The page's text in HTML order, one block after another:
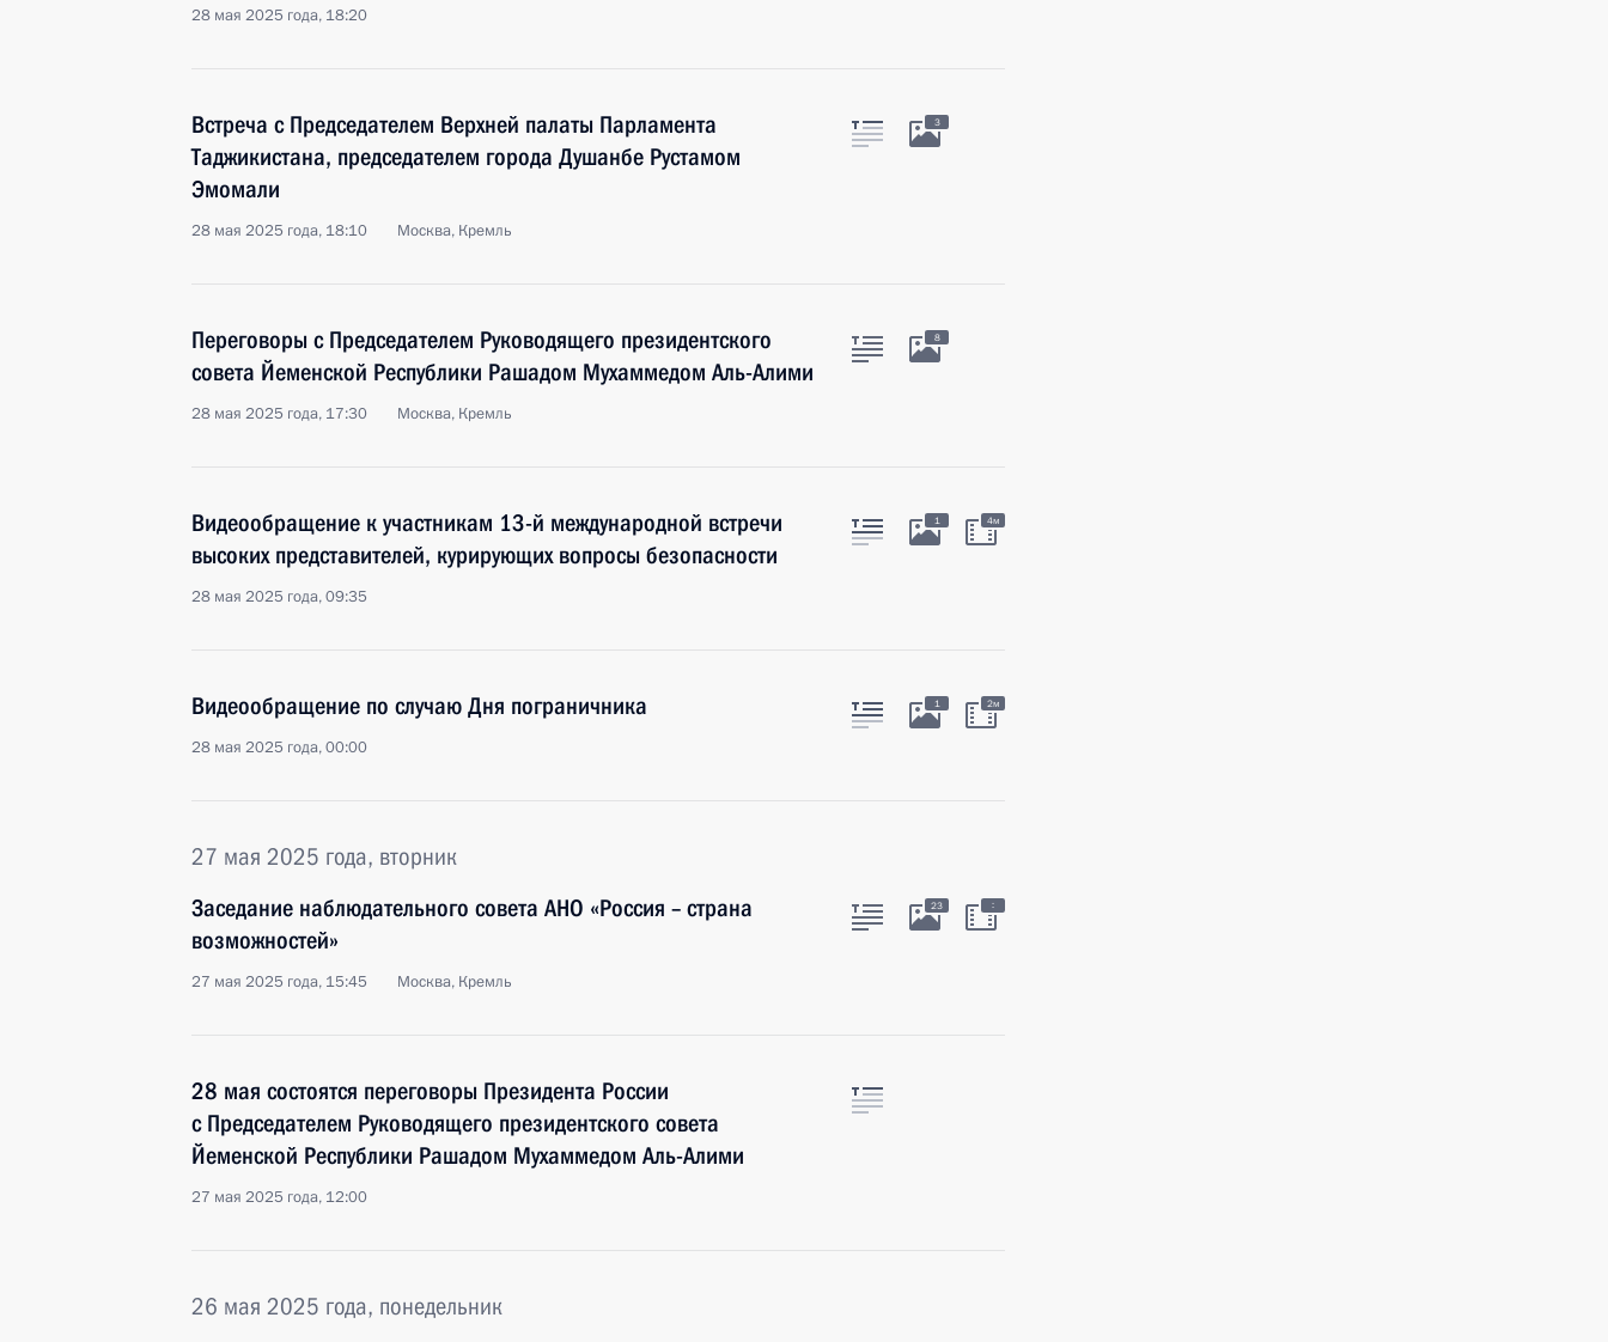
28 мая 2025 года, 18:20
Встреча с Председателем Верхней палаты Парламента
Таджикистана, председателем города Душанбе Рустамом
Эмомали
28 мая 2025 года, 18:10 Москва, Кремль
3
Переговоры с Председателем Руководящего президентского
совета Йеменской Республики Рашадом Мухаммедом Аль-Алими
28 мая 2025 года, 17:30 Москва, Кремль
8
Видеообращение к участникам 13-й международной встречи
высоких представителей, курирующих вопросы безопасности
28 мая 2025 года, 09:35
1 4м
Видеообращение по случаю Дня пограничника
28 мая 2025 года, 00:00
1 2м
27 мая 2025 года, вторник
Заседание наблюдательного совета АНО «Россия – страна
возможностей»
27 мая 2025 года, 15:45 Москва, Кремль
23 :
28 мая состоятся переговоры Президента России
с Председателем Руководящего президентского совета
Йеменской Республики Рашадом Мухаммедом Аль-Алими
27 мая 2025 года, 12:00
26 мая 2025 года, понедельник